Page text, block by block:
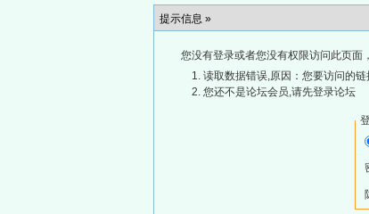
提示信息 »
您没有登录或者您没有权限访问此页面
读取数据错误,原因：您要访问的
您还不是论坛会员,请先登录论坛